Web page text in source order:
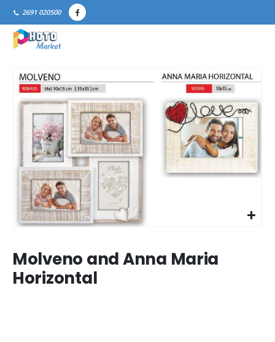
2691 020500
Molveno and Anna Maria
Horizontal